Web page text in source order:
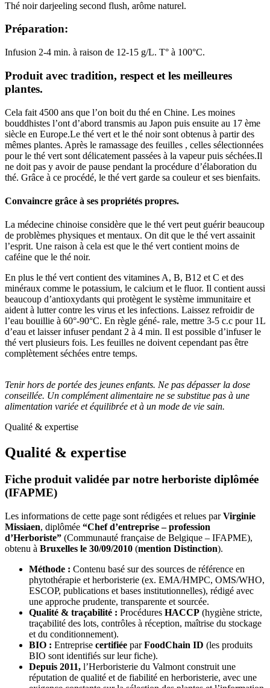
Thé noir darjeeling second flush, arôme naturel.
Préparation:
Infusion 2-4 min. à raison de 12-15 g/L. T° à 100°C.
Produit avec tradition, respect et les meilleures
plantes.
Cela fait 4500 ans que l’on boit du thé en Chine. Les moines
bouddhistes l’ont d’abord transmis au Japon puis ensuite au 17 ème
siècle en Europe.Le thé vert et le thé noir sont obtenus à partir des
mêmes plantes. Après le ramassage des feuilles , celles sélectionnées
pour le thé vert sont délicatement passées à la vapeur puis séchées.Il
ne doit pas y avoir de pause pendant la procédure d’élaboration du
thé. Grâce à ce procédé, le thé vert garde sa couleur et ses bienfaits.
Convaincre grâce à ses propriétés propres.
La médecine chinoise considère que le thé vert peut guérir beaucoup
de problèmes physiques et mentaux. On dit que le thé vert assainit
l’esprit. Une raison à cela est que le thé vert contient moins de
caféine que le thé noir.
En plus le thé vert contient des vitamines A, B, B12 et C et des
minéraux comme le potassium, le calcium et le fluor. Il contient aussi
beaucoup d’antioxydants qui protègent le système immunitaire et
aident à lutter contre les virus et les infections. Laissez refroidir de
l’eau bouillie à 60°-90°C. En règle géné- rale, mettre 3-5 c.c pour 1L
d’eau et laisser infuser pendant 2 à 4 min. Il est possible d’infuser le
thé vert plusieurs fois. Les feuilles ne doivent cependant pas être
complètement séchées entre temps.
Tenir hors de portée des jeunes enfants. Ne pas dépasser la dose
conseillée. Un complément alimentaire ne se substitue pas à une
alimentation variée et équilibrée et à un mode de vie sain.
Qualité & expertise
Qualité & expertise
Fiche produit validée par notre herboriste diplômée
(IFAPME)
Les informations de cette page sont rédigées et relues parVirginie
Missiaen, diplômée “Chef d’entreprise – profession
d’Herboriste” (Communauté française de Belgique – IFAPME),
obtenu à Bruxelles le 30/09/2010 (mention Distinction).
Méthode : Contenu basé sur des sources de référence en
phytothérapie et herboristerie (ex. EMA/HMPC, OMS/WHO,
ESCOP, publications et bases institutionnelles), rédigé avec
une approche prudente, transparente et sourcée.
Qualité & traçabilité : Procédures HACCP (hygiène stricte,
traçabilité des lots, contrôles à réception, maîtrise du stockage
et du conditionnement).
BIO : Entreprise certifiée parFoodChain ID (les produits
BIO sont identifiés sur leur fiche).
Depuis 2011, l’Herboristerie du Valmont construit une
réputation de qualité et de fiabilité en herboristerie, avec une